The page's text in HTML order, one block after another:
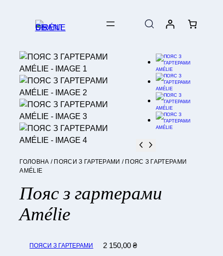
ГОЛОВНА / ПОЯСИ З ГАРТЕРАМИ / ПОЯС З ГАРТЕРАМИ
AMÉLIE
Пояс з гартерами
Amélie
ПОЯСИ З ГАРТЕРАМИ 2 150,00₴